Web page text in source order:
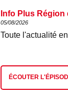
Info Plus Région
05/08/2026
Toute l'actualité
ÉCOUTER